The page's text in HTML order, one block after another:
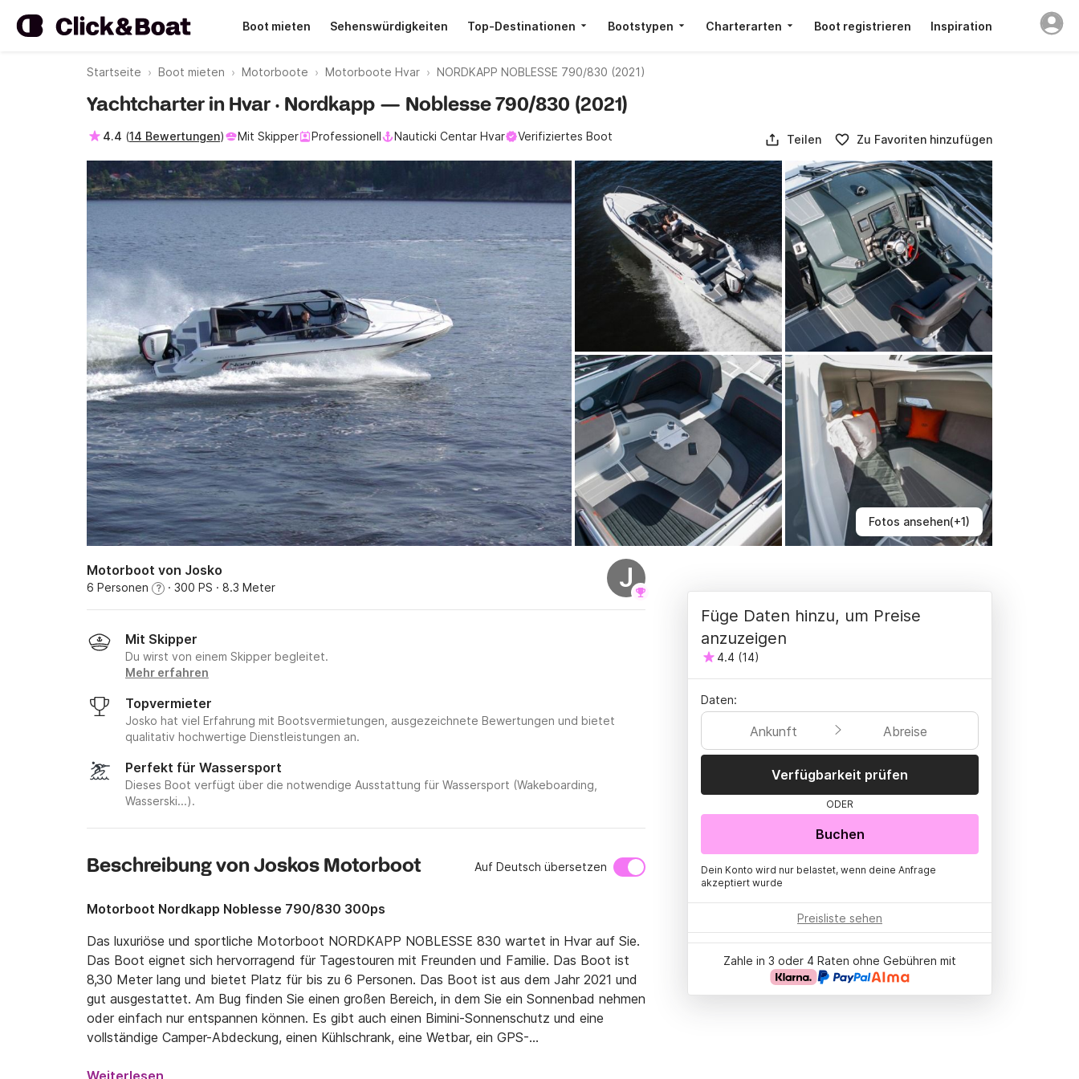
Boot mieten Sehenswürdigkeiten Top-Destinationen Bootstypen Charterarten Boot registrieren Inspiration
Startseite Boot mieten Motorboote Motorboote Hvar NORDKAPP NOBLESSE 790/830 (2021)
Fotos ansehen(+1)
Yachtcharter in Hvar · Nordkapp — Noblesse 790/830 (2021)
4.4 (14 Bewertungen) Mit Skipper Professionell Nauticki Centar Hvar Verifiziertes Boot Teilen Zu Favoriten hinzufügen
Motorboot von Josko
6 Personen ? · 300 PS · 8.3 Meter J
Mit Skipper
Du wirst von einem Skipper begleitet.
Mehr erfahren
Topvermieter
Josko hat viel Erfahrung mit Bootsvermietungen, ausgezeichnete Bewertungen und bietet
qualitativ hochwertige Dienstleistungen an.
Perfekt für Wassersport
Dieses Boot verfügt über die notwendige Ausstattung für Wassersport (Wakeboarding,
Wasserski...).
Beschreibung von Joskos Motorboot Auf Deutsch übersetzen
Motorboot Nordkapp Noblesse 790/830 300ps
Das luxuriöse und sportliche Motorboot NORDKAPP NOBLESSE 830 wartet in Hvar auf Sie.
Das Boot eignet sich hervorragend für Tagestouren mit Freunden und Familie. Das Boot ist
8,30 Meter lang und bietet Platz für bis zu 6 Personen. Das Boot ist aus dem Jahr 2021 und
gut ausgestattet. Am Bug finden Sie einen großen Bereich, in dem Sie ein Sonnenbad nehmen
oder einfach nur entspannen können. Es gibt auch einen Bimini-Sonnenschutz und eine
vollständige Camper-Abdeckung, einen Kühlschrank, eine Wetbar, ein GPS-
Audiosystem. Es hat alles, was Sie für Ihren Urlaub brauchen. Es gibt auch eine kleine Kabine.
Weiterlesen
Füge Daten hinzu, um Preise
anzuzeigen
4.4 (14)
Daten:
Ankunft Abreise
Verfügbarkeit prüfen
ODER
Buchen
Dein Konto wird nur belastet, wenn deine Anfrage
akzeptiert wurde
Preisliste sehen
Zahle in 3 oder 4 Raten ohne Gebühren mit